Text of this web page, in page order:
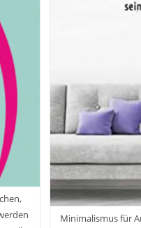
Minimalismus für